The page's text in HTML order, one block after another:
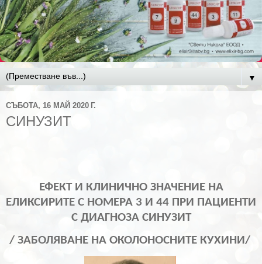
▼
СЪБОТА, 16 МАЙ 2020 Г.
СИНУЗИТ
ЕФЕКТ И КЛИНИЧНО ЗНАЧЕНИЕ НА
ЕЛИКСИРИТЕ С НОМЕРА 3 И 44 ПРИ ПАЦИЕНТИ
С ДИАГНОЗА СИНУЗИТ
/ ЗАБОЛЯВАНЕ НА ОКОЛОНОСНИТЕ КУХИНИ/